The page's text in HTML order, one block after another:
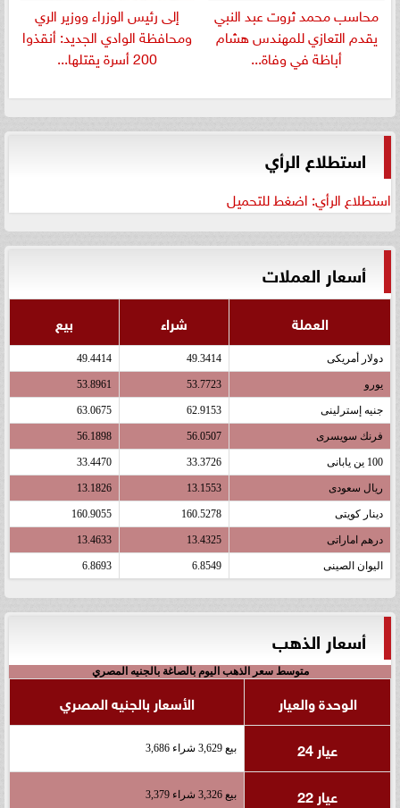
​محاسب محمد ثروت عبد النبي
يقدم التعازي للمهندس هشام
أباظة في وفاة...
إلى رئيس الوزراء ووزير الري
ومحافظة الوادي الجديد: أنقذوا
200 أسرة يقتلها...
استطلاع الرأي
استطلاع الرأي: اضغط للتحميل
أسعار العملات
العملة شراء بيع
دولار أمريكى 49.3414
49.4414
يورو 53.7723
53.8961
جنيه إسترلينى 62.9153
63.0675
فرنك سويسرى 56.0507
56.1898
100 ين يابانى 33.3726
33.4470
ريال سعودى 13.1553
13.1826
دينار كويتى 160.5278
160.9055
درهم اماراتى 13.4325
13.4633
اليوان الصينى 6.8549
6.8693
أسعار الذهب
متوسط سعر الذهب اليوم بالصاغة بالجنيه المصري
الوحدة والعيار
الأسعار بالجنيه المصري
عيار 24
بيع 3,629 شراء 3,686
عيار 22 بيع 3,326 شراء 3,379